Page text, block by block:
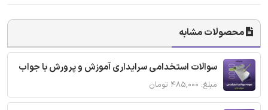
محصولات مشابه
سوالات استخدامی سرایداری آموزش و پرورش با جواب
مبلغ: ۴۸۵,۰۰۰ تومان